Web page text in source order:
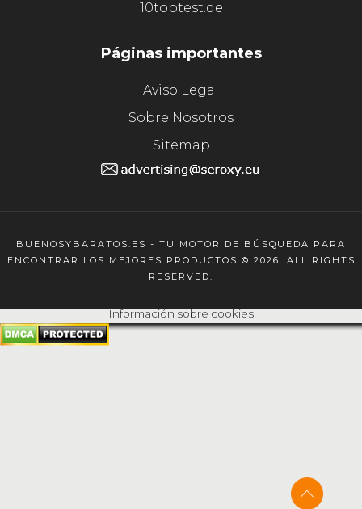
10toptest.de
Páginas importantes
Aviso Legal
Sobre Nosotros
Sitemap
BUENOSYBARATOS.ES - TU MOTOR DE BÚSQUEDA PARA
ENCONTRAR LOS MEJORES PRODUCTOS © 2026. ALL RIGHTS
RESERVED.
Información sobre cookies